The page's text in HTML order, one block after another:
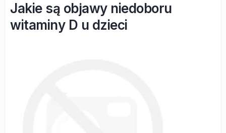
Jakie są objawy niedoboru
witaminy D u dzieci